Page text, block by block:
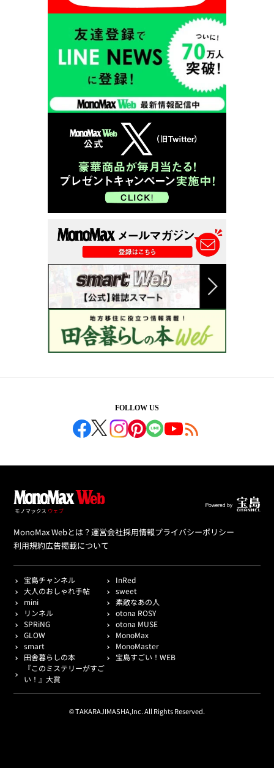
FOLLOW US
MonoMax Webとは？運営会社採用情報プライバシーポリシー
利用規約広告掲載について
宝島チャンネル
InRed
大人のおしゃれ手帖
sweet
mini
素敵なあの人
リンネル
otona ROSY
SPRiNG
otona MUSE
GLOW
MonoMax
smart
MonoMaster
田舎暮らしの本
宝島すごい！WEB
『このミステリーがすご
い！』大賞
© TAKARAJIMASHA,Inc. All Rights Reserved.